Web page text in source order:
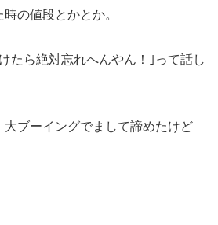
の値段とかとか。
たら絶対忘れへんやん！｣って話し
大ブーイングでまして諦めたけど